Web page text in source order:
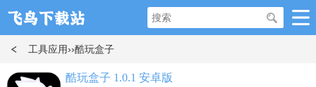
工具应用››酷玩盒子
酷玩盒子 1.0.1 安卓版